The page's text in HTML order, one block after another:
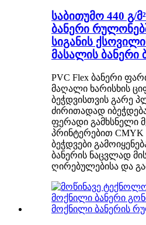
საბითუმო 440 გ/
ბანერი
სიგანის
მასალის ბანერი
PVC Flex ბანერი
მაღალი ხარისხის
ბეჭდვისთვის გარე
ძირითადად
ფერადი გამხსნელი
პრინტერებით CMYK
ბეჭდვები
ბანერის ნაცვლად
ღირებულებისა და